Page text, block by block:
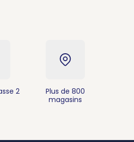
2
Plus de 800
magasins